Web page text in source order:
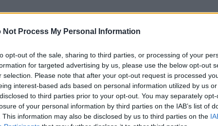
Not Process My Personal Information
opt-out of the sale, sharing to third parties, or processing of your
for targeted advertising by us, please use the below opt-out
selection. Please note that after your opt-out request is processed
interest-based ads based on personal information utilized by us
to third parties prior to your opt-out. You may separately
of your personal information by third parties on the IAB’s list of
This information may also be disclosed by us to third parties on the
jotka ovat täynnä välttämättömiä vitamiineja.
mikä edistää terveyttä.
syönti voi parantaa sydämen terveyttä.
insuliiniherkkyyttä.
voi auttaa tukemaan immuunijärjestelmää.
ominaisuuksia, jotka ovat hyödyllisiä yleiselle
ruokavalioon tukee suoliston terveyttä.